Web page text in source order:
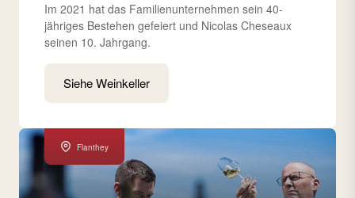
Im 2021 hat das Familienunternehmen sein 40-
jähriges Bestehen gefeiert und Nicolas Cheseaux
seinen 10. Jahrgang.
Siehe Weinkeller
Flanthey